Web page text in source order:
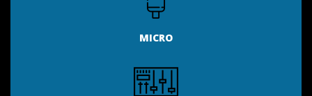
MICRO